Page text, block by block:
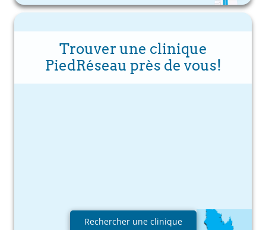
Trouver une clinique
PiedRéseau près de vous!
Rechercher une clinique